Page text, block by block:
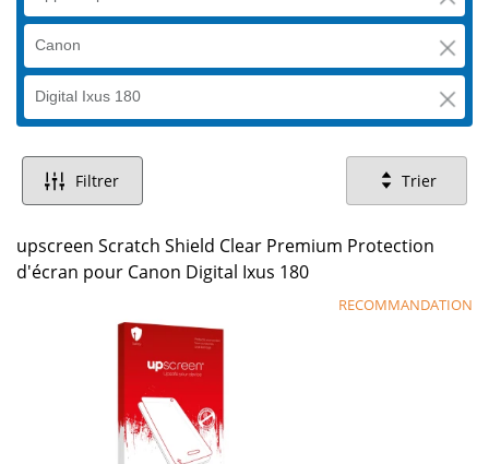
Canon
Digital Ixus 180
Filtrer Trier
upscreen Scratch Shield Clear Premium Protection
d'écran pour Canon Digital Ixus 180
RECOMMANDATION